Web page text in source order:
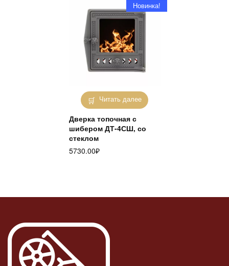
Читать далее
Новинка!
Дверка топочная с
шибером ДТ-4СШ, со
стеклом
5730.00₽